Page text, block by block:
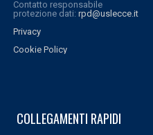
Contatto responsabile
protezione dati: rpd@uslecce.it
Privacy
Cookie Policy
COLLEGAMENTI RAPIDI